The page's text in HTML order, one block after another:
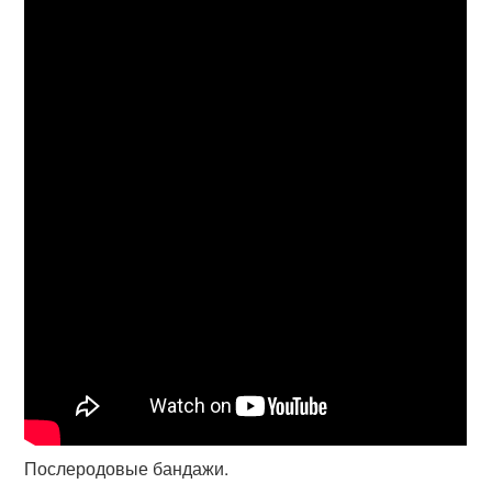
Послеродовые бандажи.